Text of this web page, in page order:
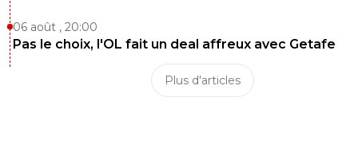
06 août , 20:00
Pas le choix, l'OL fait un deal affreux avec Getafe
Plus d'articles